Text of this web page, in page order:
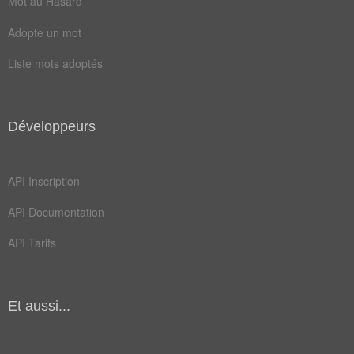
boire
étage
loger
plein
trône
absent
agiter
bonder
Adopte un mot
Liste mots adoptés
Développeurs
API Inscription
API Documentation
API Tarifs
Et aussi...